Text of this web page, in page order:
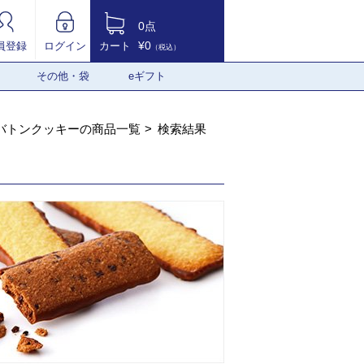
登録 ログイン カート
0点
¥0 （税込）
その他・袋 eギフト
トンクッキーの商品一覧 検索結果